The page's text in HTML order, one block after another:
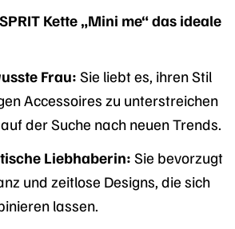
Kette „Mini me“ das ideale
Frau: Sie liebt es, ihren Stil
Accessoires zu unterstreichen
der Suche nach neuen Trends.
Liebhaberin: Sie bevorzugt
und zeitlose Designs, die sich
lassen.